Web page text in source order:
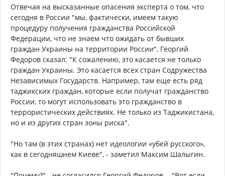
Отвечая на высказанные опасения эксперта о том, что
сегодня в России "мы, фактически, имеем такую
процедуру получения гражданства Российской
Федерации, что не знаем что ожидать от бывших
граждан Украины на территории России", Георгий
Федоров сказал: "К сожалению, это касается не только
граждан Украины. Это касается всех стран Содружества
Независимых Государств. Например, там еще есть ряд
таджикских граждан, которые если получат гражданство
России, то могут использовать это гражданство в
террористических действиях. Не только из Таджикистана,
но и из других стран зоны риска".
"Но там (в этих странах) нет идеологии «убей русского»,
как в сегодняшнем Киеве", - заметил Максим Шалыгин.